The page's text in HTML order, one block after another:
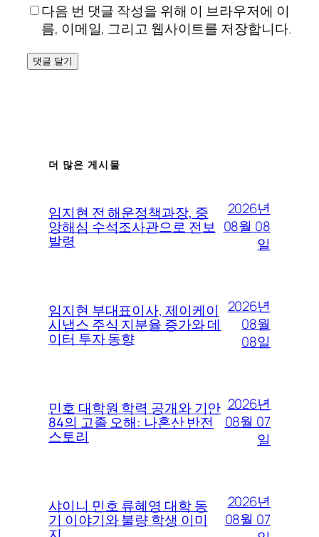
다음 번 댓글 작성을 위해 이 브라우저에 이
름, 이메일, 그리고 웹사이트를 저장합니다.
더 많은 게시물
임지현 전 해운정책과장, 중
앙해심 수석조사관으로 전보
발령
2026년
08월 08
일
임지현 부대표이사, 제이케이
시냅스 주식 지분율 증가와 데
이터 투자 동향
2026년
08월
08일
민호 대학원 학력 공개와 기안
84의 고졸 오해: 나혼산 반전
스토리
2026년
08월 07
일
샤이니 민호 류혜영 대학 동
기 이야기와 불량 학생 이미
2026년
08월 07